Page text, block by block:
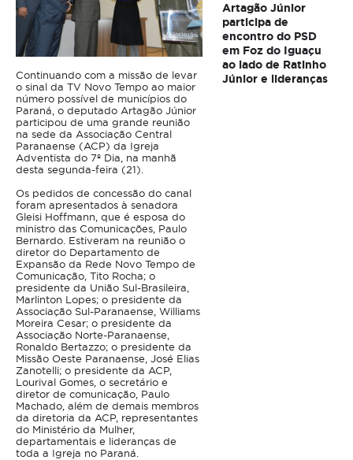
Continuando com a missão de levar
o sinal da TV Novo Tempo ao maior
número possível de municípios do
Paraná, o deputado Artagão Júnior
participou de uma grande reunião
na sede da Associação Central
Paranaense (ACP) da Igreja
Adventista do 7º Dia, na manhã
desta segunda-feira (21).
Os pedidos de concessão do canal
foram apresentados à senadora
Gleisi Hoffmann, que é esposa do
ministro das Comunicações, Paulo
Bernardo. Estiveram na reunião o
diretor do Departamento de
Expansão da Rede Novo Tempo de
Comunicação, Tito Rocha; o
presidente da União Sul-Brasileira,
Marlinton Lopes; o presidente da
Associação Sul-Paranaense, Williams
Moreira Cesar; o presidente da
Associação Norte-Paranaense,
Ronaldo Bertazzo; o presidente da
Missão Oeste Paranaense, José Elias
Zanotelli; o presidente da ACP,
Lourival Gomes, o secretário e
diretor de comunicação, Paulo
Machado, além de demais membros
da diretoria da ACP, representantes
do Ministério da Mulher,
departamentais e lideranças de
toda a Igreja no Paraná.
Artagão Júnior
participa de
encontro do PSD
em Foz do Iguaçu
ao lado de Ratinho
Júnior e lideranças